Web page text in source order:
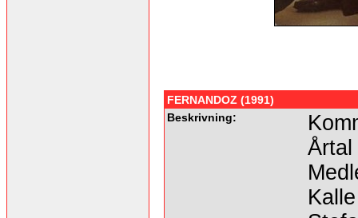
FERNANDOZ (1991)
Beskrivning:
Årtal
Kalle